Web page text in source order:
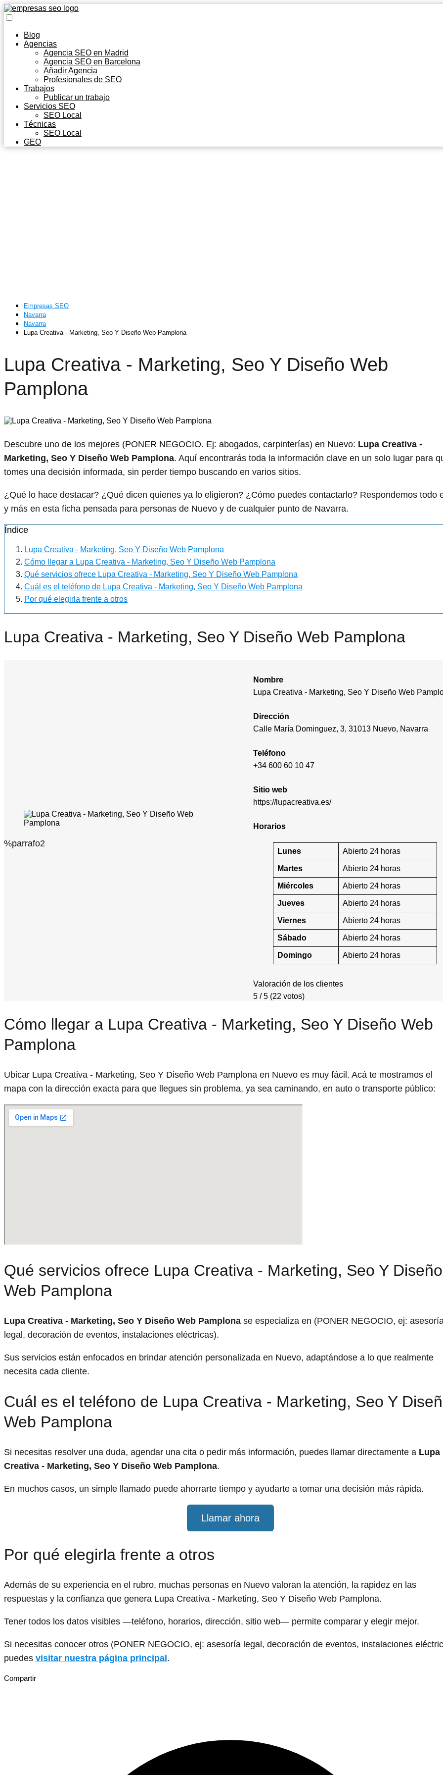
Blog
Agencias
Agencia SEO en Madrid
Agencia SEO en Barcelona
Añadir Agencia
Profesionales de SEO
Trabajos
Publicar un trabajo
Servicios SEO
SEO Local
Técnicas
SEO Local
GEO
Empresas SEO
Navarra
Navarra
Lupa Creativa - Marketing, Seo Y Diseño Web Pamplona
Lupa Creativa - Marketing, Seo Y Diseño Web
Pamplona
Descubre uno de los mejores (PONER NEGOCIO. Ej: abogados, carpinterías) en Nuevo: Lupa Creativa -
Marketing, Seo Y Diseño Web Pamplona. Aquí encontrarás toda la información clave en un solo lugar para
tomes una decisión informada, sin perder tiempo buscando en varios sitios.
¿Qué lo hace destacar? ¿Qué dicen quienes ya lo eligieron? ¿Cómo puedes contactarlo? Respondemos todo
y más en esta ficha pensada para personas de Nuevo y de cualquier punto de Navarra.
Índice
Lupa Creativa - Marketing, Seo Y Diseño Web Pamplona
Cómo llegar a Lupa Creativa - Marketing, Seo Y Diseño Web Pamplona
Qué servicios ofrece Lupa Creativa - Marketing, Seo Y Diseño Web Pamplona
Cuál es el teléfono de Lupa Creativa - Marketing, Seo Y Diseño Web Pamplona
Por qué elegirla frente a otros
Lupa Creativa - Marketing, Seo Y Diseño Web Pamplona
%parrafo2
Nombre
Lupa Creativa - Marketing, Seo Y Diseño Web
Dirección
Calle María Dominguez, 3, 31013 Nuevo, Navarra
Teléfono
+34 600 60 10 47
Sitio web
https://lupacreativa.es/
Horarios
Lunes Abierto 24 horas
Martes Abierto 24 horas
Miércoles Abierto 24 horas
Jueves Abierto 24 horas
Viernes Abierto 24 horas
Sábado Abierto 24 horas
Domingo Abierto 24 horas
Valoración de los clientes
5 / 5 (22 votos)
Cómo llegar a Lupa Creativa - Marketing, Seo Y Diseño Web
Pamplona
Ubicar Lupa Creativa - Marketing, Seo Y Diseño Web Pamplona en Nuevo es muy fácil. Acá te mostramos el
mapa con la dirección exacta para que llegues sin problema, ya sea caminando, en auto o transporte público:
Qué servicios ofrece Lupa Creativa - Marketing, Seo Y Diseño
Web Pamplona
Lupa Creativa - Marketing, Seo Y Diseño Web Pamplona se especializa en (PONER NEGOCIO, ej:
legal, decoración de eventos, instalaciones eléctricas).
Sus servicios están enfocados en brindar atención personalizada en Nuevo, adaptándose a lo que realmente
necesita cada cliente.
Cuál es el teléfono de Lupa Creativa - Marketing, Seo Y
Web Pamplona
Si necesitas resolver una duda, agendar una cita o pedir más información, puedes llamar directamente a Lupa
Creativa - Marketing, Seo Y Diseño Web Pamplona.
En muchos casos, un simple llamado puede ahorrarte tiempo y ayudarte a tomar una decisión más rápida.
Llamar ahora
Por qué elegirla frente a otros
Además de su experiencia en el rubro, muchas personas en Nuevo valoran la atención, la rapidez en las
respuestas y la confianza que genera Lupa Creativa - Marketing, Seo Y Diseño Web Pamplona.
Tener todos los datos visibles —teléfono, horarios, dirección, sitio web— permite comparar y elegir mejor.
Si necesitas conocer otros (PONER NEGOCIO, ej: asesoría legal, decoración de eventos, instalaciones
puedes visitar nuestra página principal .
Compartir